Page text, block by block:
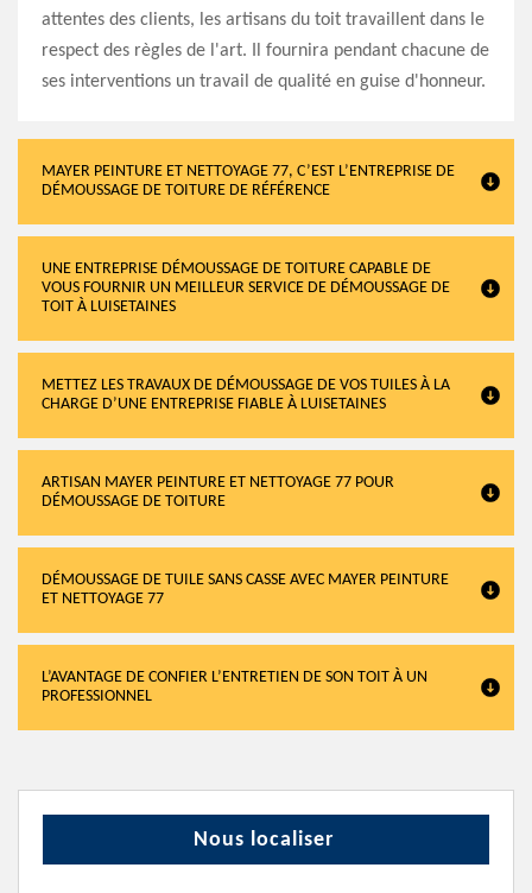
attentes des clients, les artisans du toit travaillent dans le
respect des règles de l'art. Il fournira pendant chacune de
ses interventions un travail de qualité en guise d'honneur.
MAYER PEINTURE ET NETTOYAGE 77, C’EST L’ENTREPRISE DE
DÉMOUSSAGE DE TOITURE DE RÉFÉRENCE
UNE ENTREPRISE DÉMOUSSAGE DE TOITURE CAPABLE DE
VOUS FOURNIR UN MEILLEUR SERVICE DE DÉMOUSSAGE DE
TOIT À LUISETAINES
METTEZ LES TRAVAUX DE DÉMOUSSAGE DE VOS TUILES À LA
CHARGE D’UNE ENTREPRISE FIABLE À LUISETAINES
ARTISAN MAYER PEINTURE ET NETTOYAGE 77 POUR
DÉMOUSSAGE DE TOITURE
DÉMOUSSAGE DE TUILE SANS CASSE AVEC MAYER PEINTURE
ET NETTOYAGE 77
L’AVANTAGE DE CONFIER L’ENTRETIEN DE SON TOIT À UN
PROFESSIONNEL
Nous localiser